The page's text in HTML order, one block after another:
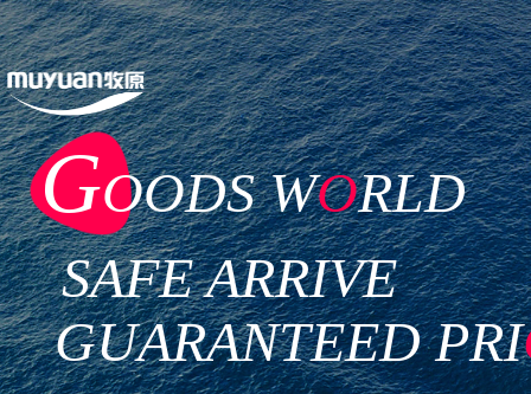
GOODS WORLD
SAFE ARRIVE
GUARANTEED PRI